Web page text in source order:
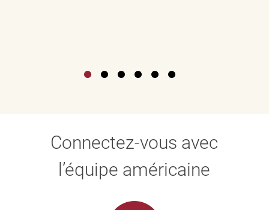
Connectez-vous avec
l’équipe américaine